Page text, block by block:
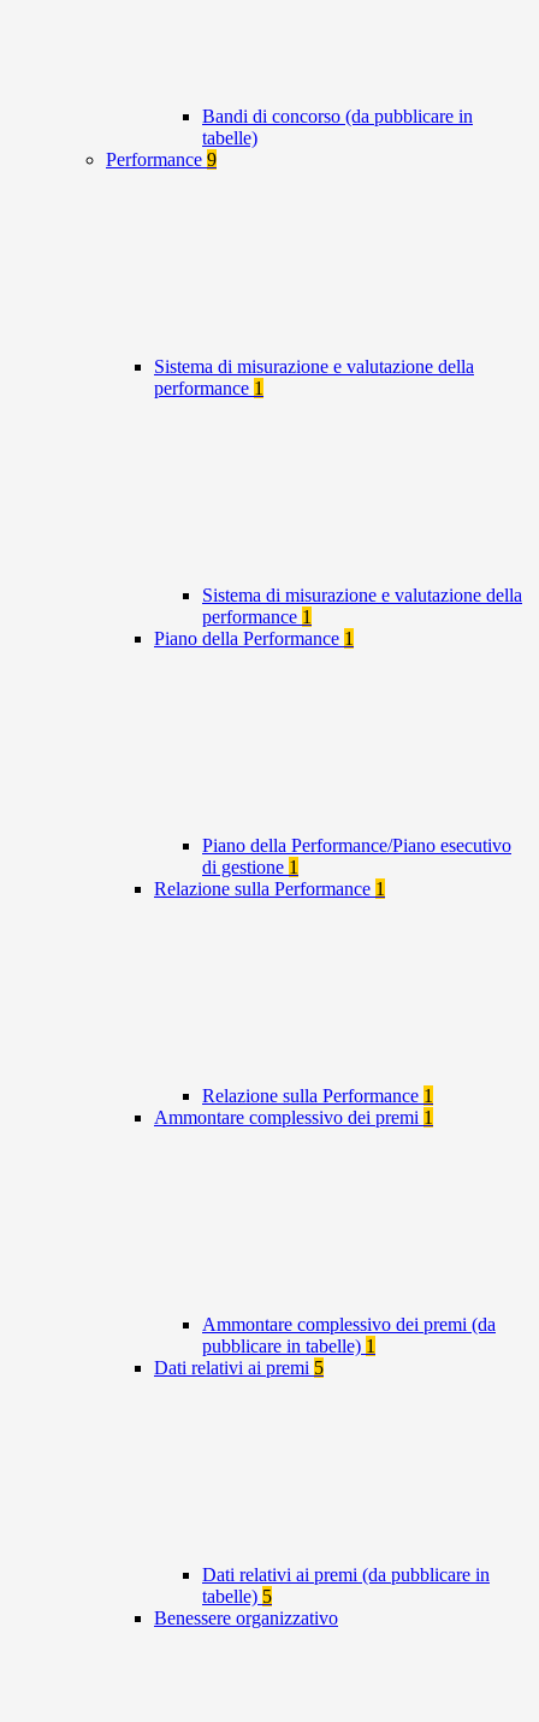
Bandi di concorso (da pubblicare in
tabelle)
Performance 9
Sistema di misurazione e valutazione della
performance 1
Sistema di misurazione e valutazione della
performance 1
Piano della Performance 1
Piano della Performance/Piano esecutivo
di gestione 1
Relazione sulla Performance 1
Relazione sulla Performance 1
Ammontare complessivo dei premi 1
Ammontare complessivo dei premi (da
pubblicare in tabelle) 1
Dati relativi ai premi 5
Dati relativi ai premi (da pubblicare in
tabelle) 5
Benessere organizzativo